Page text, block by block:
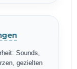
Sounds,
gezielten